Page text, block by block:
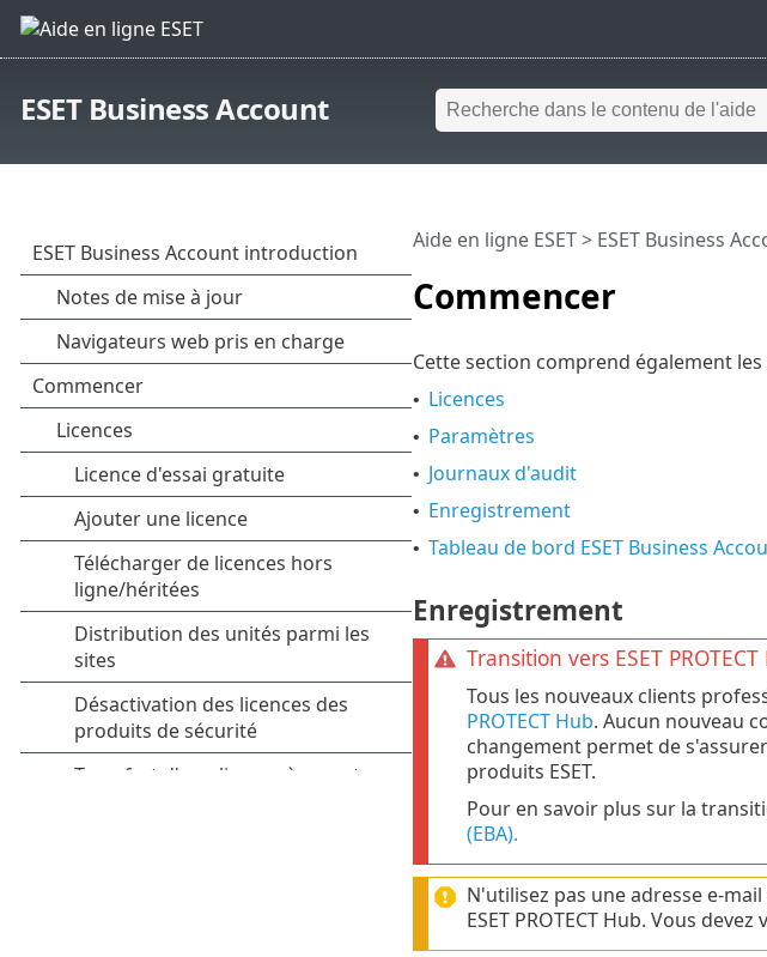
ESET Business Account
Commencer
Aide en ligne ESET> ESET Business
Cette section comprend également
• Licences
• Paramètres
• Journaux d'audit
• Enregistrement
• Tableau de bord ESET Business
Enregistrement
Transition vers ESET
Tous les nouveaux clients
PROTECT Hub. Aucun nouveau
changement permet de
produits ESET.
Pour en savoir plus sur la
(EBA).
N'utilisez pas une adresse e-
ESET PROTECT Hub. Vous